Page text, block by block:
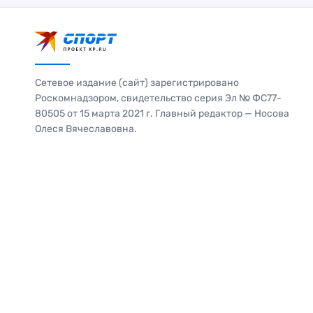
Сетевое издание (сайт) зарегистрировано
Роскомнадзором, свидетельство серия Эл № ФС77-
80505 от 15 марта 2021 г. Главный редактор — Носова
Олеся Вячеславовна.